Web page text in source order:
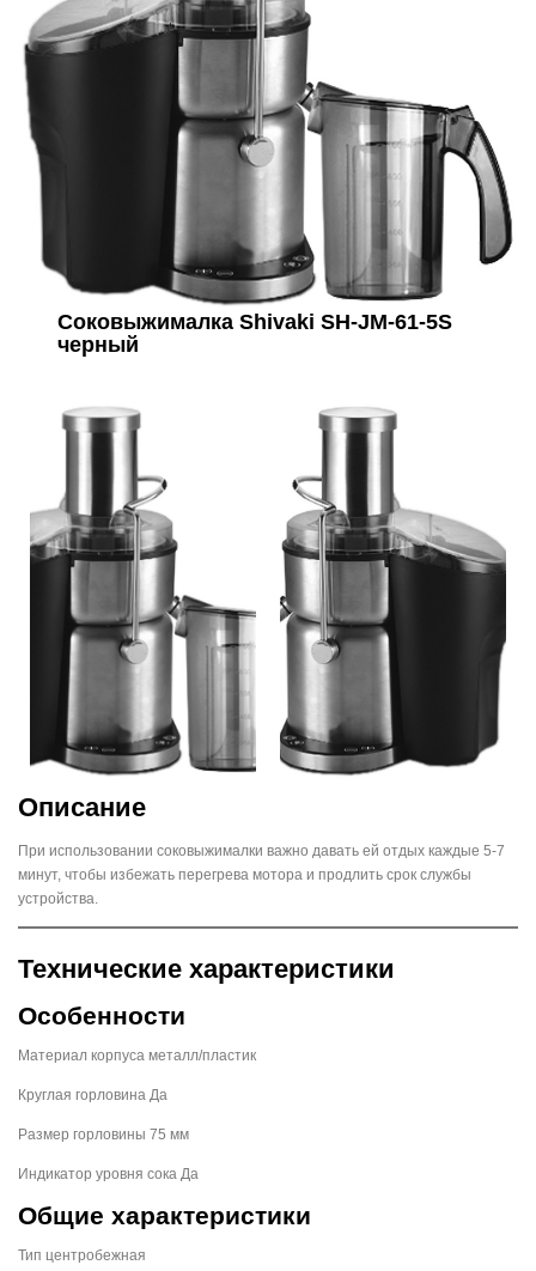
Соковыжималка Shivaki SH-JM-61-5S
черный
Описание
При использовании соковыжималки важно давать ей отдых каждые 5-7
минут, чтобы избежать перегрева мотора и продлить срок службы
устройства.
Технические характеристики
Особенности
Материал корпуса металл/пластик
Круглая горловина Да
Размер горловины 75 мм
Индикатор уровня сока Да
Общие характеристики
Тип центробежная